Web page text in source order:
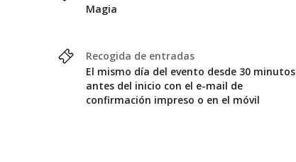
Magia
Recogida de entradas
El mismo día del evento desde 30 minutos
antes del inicio con el e-mail de
confirmación impreso o en el móvil